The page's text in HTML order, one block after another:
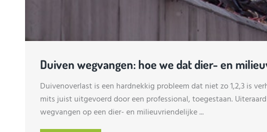
Duiven wegvangen: hoe we dat dier- en
Duivenoverlast is een hardnekkig probleem dat niet zo 1,2,3 is
mits juist uitgevoerd door een professional, toegestaan.
wegvangen op een dier- en milieuvriendelijke ...